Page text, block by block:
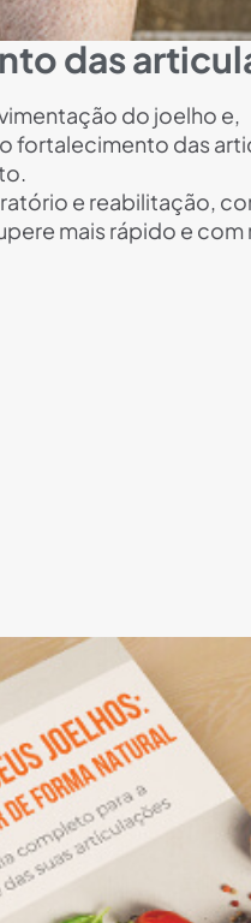
das
do joelho e,
fortalecimento das
e reabilitação,
mais rápido e com